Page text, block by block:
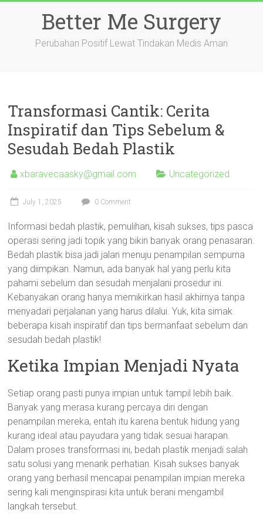
Better Me Surgery
Perubahan Positif Lewat Tindakan Medis Aman
Transformasi Cantik: Cerita
Inspiratif dan Tips Sebelum &
Sesudah Bedah Plastik
xbaravecaasky@gmail.com Uncategorized
July 1, 2025 0 Comment
Informasi bedah plastik, pemulihan, kisah sukses, tips pasca
operasi sering jadi topik yang bikin banyak orang penasaran.
Bedah plastik bisa jadi jalan menuju penampilan sempurna
yang diimpikan. Namun, ada banyak hal yang perlu kita
pahami sebelum dan sesudah menjalani prosedur ini.
Kebanyakan orang hanya memikirkan hasil akhirnya tanpa
menyadari perjalanan yang harus dilalui. Yuk, kita simak
beberapa kisah inspiratif dan tips bermanfaat sebelum dan
sesudah bedah plastik!
Ketika Impian Menjadi Nyata
Setiap orang pasti punya impian untuk tampil lebih baik.
Banyak yang merasa kurang percaya diri dengan
penampilan mereka, entah itu karena bentuk hidung yang
kurang ideal atau payudara yang tidak sesuai harapan.
Dalam proses transformasi ini, bedah plastik menjadi salah
satu solusi yang menarik perhatian. Kisah sukses banyak
orang yang berhasil mencapai penampilan impian mereka
sering kali menginspirasi kita untuk berani mengambil
langkah tersebut.